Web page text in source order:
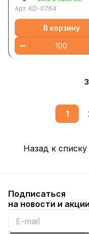
BMW
Арт. KD-0764
В корзину
1
Назад к списку
Подписаться
на новости и акции